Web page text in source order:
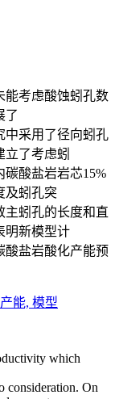
能考虑酸蚀蚓孔数
了
中采用了径向蚓孔
了考虑蚓
酸盐岩岩芯15%
及蚓孔突
主蚓孔的长度和直
明新模型计
酸盐岩酸化产能预
产能, 模型
which
consideration. On